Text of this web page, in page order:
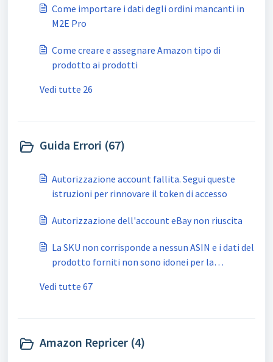
Come importare i dati degli ordini mancanti in
M2E Pro
Come creare e assegnare Amazon tipo di
prodotto ai prodotti
Vedi tutte 26
Guida Errori (67)
Autorizzazione account fallita. Segui queste
istruzioni per rinnovare il token di accesso
Autorizzazione dell'account eBay non riuscita
La SKU non corrisponde a nessun ASIN e i dati del
prodotto forniti non sono idonei per la
Vedi tutte 67
Amazon Repricer (4)